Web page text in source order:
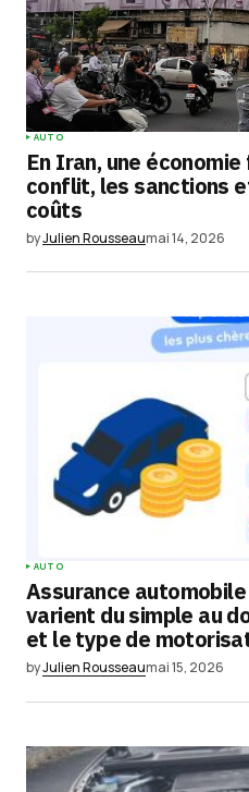
AUTO
En Iran, une
conflit, les sanctions
coûts
byJulien Rousseaumai 14, 2026
AUTO
Assurance
varient du simple au
et le type de
byJulien Rousseaumai 15, 2026